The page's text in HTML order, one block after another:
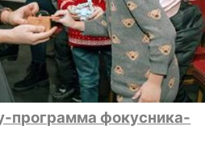
программа фокусника-